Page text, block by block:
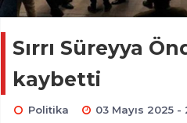
Sırrı Süreyya
kaybetti
Politika 03 Mayıs 2025 -